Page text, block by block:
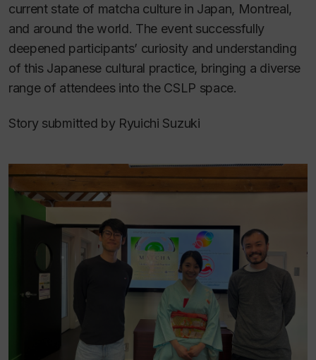
current state of matcha culture in Japan, Montreal,
and around the world. The event successfully
deepened participants’ curiosity and understanding
of this Japanese cultural practice, bringing a diverse
range of attendees into the CSLP space.
Story submitted by Ryuichi Suzuki